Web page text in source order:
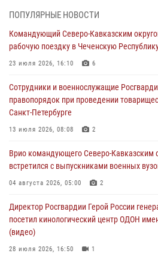
настольному теннису ко Дню
08 августа 2026, 07:00
Кузбассе
08 августа 2026, 07:00
ОМОН «Ойрат» Управления Росгвардии
08 августа 2026, 07:00
В Москве росгвардейцы оказали помощь
08 августа 2026, 06:32 1
ПОПУЛЯРНЫЕ НОВОСТИ
Командующий Северо-Кавказским
рабочую поездку в Чеченскую
23 июля 2026, 16:10 6
Сотрудники и военнослужащие
правопорядок при проведении
Санкт-Петербурге
13 июля 2026, 08:08 2
Врио командующего Северо-Кавказским
встретился с выпускниками военных
04 августа 2026, 05:00 2
Директор Росгвардии Герой России
посетил кинологический центр ОДОН
(видео)
28 июля 2026, 16:50 1